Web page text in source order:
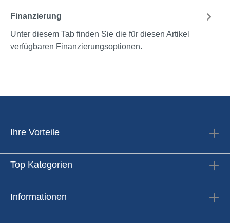
Finanzierung
Unter diesem Tab finden Sie die für diesen Artikel
verfügbaren Finanzierungsoptionen.
Ihre Vorteile
Top Kategorien
Informationen